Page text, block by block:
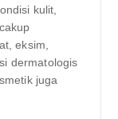
kulit,
eksim,
dermatologis
juga